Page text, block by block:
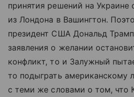
принятия решений на Украине
из Лондона в Вашингтон.
президент США Дональд
заявления о желании
конфликт, то и Залужный
то подыграть американскому
с теми же словами о том, что